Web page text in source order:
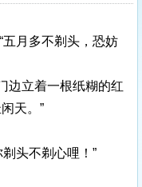
“五月多不剃头，恐妨
边立着一根纸糊的红
天。”
剃头不剃心哩！”